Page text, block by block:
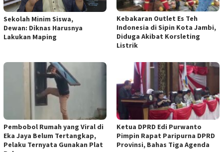
Sekolah Minim Siswa,
Dewan: Diknas Harusnya
Lakukan Maping
Kebakaran Outlet Es Teh
Indonesia di Sipin Kota Jambi,
Diduga Akibat Korsleting
Listrik
Pembobol Rumah yang Viral di
Eka Jaya Belum Tertangkap,
Pelaku Ternyata Gunakan Plat
Ketua DPRD Edi Purwanto
Pimpin Rapat Paripurna DPRD
Provinsi, Bahas Tiga Agenda